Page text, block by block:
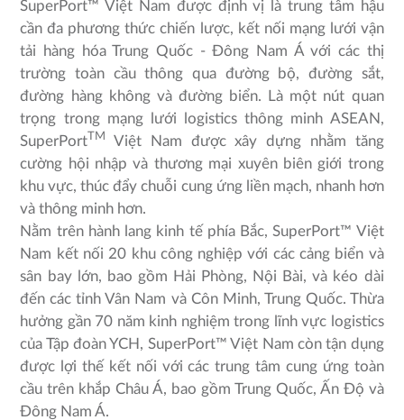
SuperPort™ Việt Nam được định vị là trung tâm hậu
cần đa phương thức chiến lược, kết nối mạng lưới vận
tải hàng hóa Trung Quốc - Đông Nam Á với các thị
trường toàn cầu thông qua đường bộ, đường sắt,
đường hàng không và đường biển. Là một nút quan
trọng trong mạng lưới logistics thông minh ASEAN,
SuperPort TM
Việt Nam được xây dựng nhằm tăng
cường hội nhập và thương mại xuyên biên giới trong
khu vực, thúc đẩy chuỗi cung ứng liền mạch, nhanh hơn
và thông minh hơn.
Nằm trên hành lang kinh tế phía Bắc, SuperPort™ Việt
Nam kết nối 20 khu công nghiệp với các cảng biển và
sân bay lớn, bao gồm Hải Phòng, Nội Bài, và kéo dài
đến các tỉnh Vân Nam và Côn Minh, Trung Quốc. Thừa
hưởng gần 70 năm kinh nghiệm trong lĩnh vực logistics
của Tập đoàn YCH, SuperPort™ Việt Nam còn tận dụng
được lợi thế kết nối với các trung tâm cung ứng toàn
cầu trên khắp Châu Á, bao gồm Trung Quốc, Ấn Độ và
Đông Nam Á.